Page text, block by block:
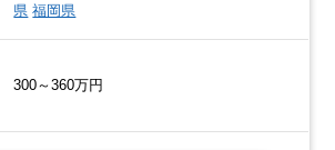
県 福岡県
300～360万円